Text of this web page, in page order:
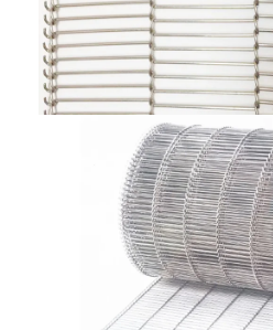
Tentang kita
Wisata pabrik
Kontrol kualitas
Hubungi kami
Semua Kasus